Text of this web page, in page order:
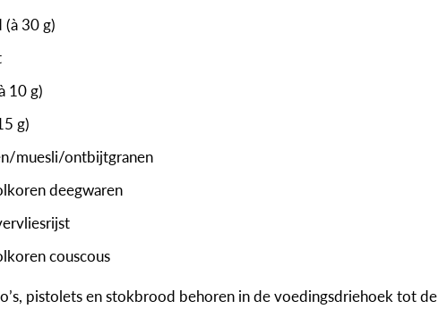
30 g)
10 g)
g)
muesli/ontbijtgranen
deegwaren
couscous
pistolets en stokbrood behoren in de voedingsdriehoek tot de